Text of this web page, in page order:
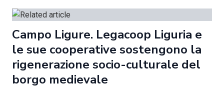
Campo Ligure. Legacoop Liguria e
le sue cooperative sostengono la
rigenerazione socio-culturale del
borgo medievale